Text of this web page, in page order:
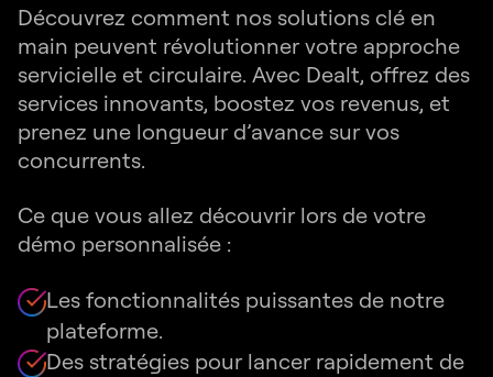
Découvrez comment nos solutions clé en
main peuvent révolutionner votre approche
servicielle et circulaire. Avec Dealt, offrez des
services innovants, boostez vos revenus, et
prenez une longueur d’avance sur vos
concurrents.
Ce que vous allez découvrir lors de votre
démo personnalisée :
Les fonctionnalités puissantes de notre
plateforme.
Des stratégies pour lancer rapidement de